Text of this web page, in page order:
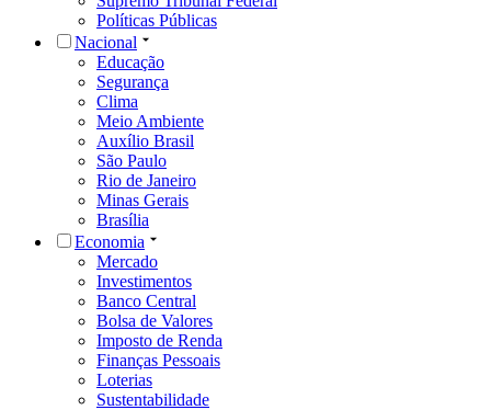
Políticas Públicas
Nacional
Educação
Segurança
Clima
Meio Ambiente
Auxílio Brasil
São Paulo
Rio de Janeiro
Minas Gerais
Brasília
Economia
Mercado
Investimentos
Banco Central
Bolsa de Valores
Imposto de Renda
Finanças Pessoais
Loterias
Sustentabilidade